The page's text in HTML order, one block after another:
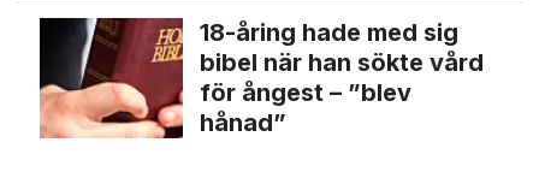
18-åring hade med sig
bibel när han sökte vård
för ångest – ”blev
hånad”